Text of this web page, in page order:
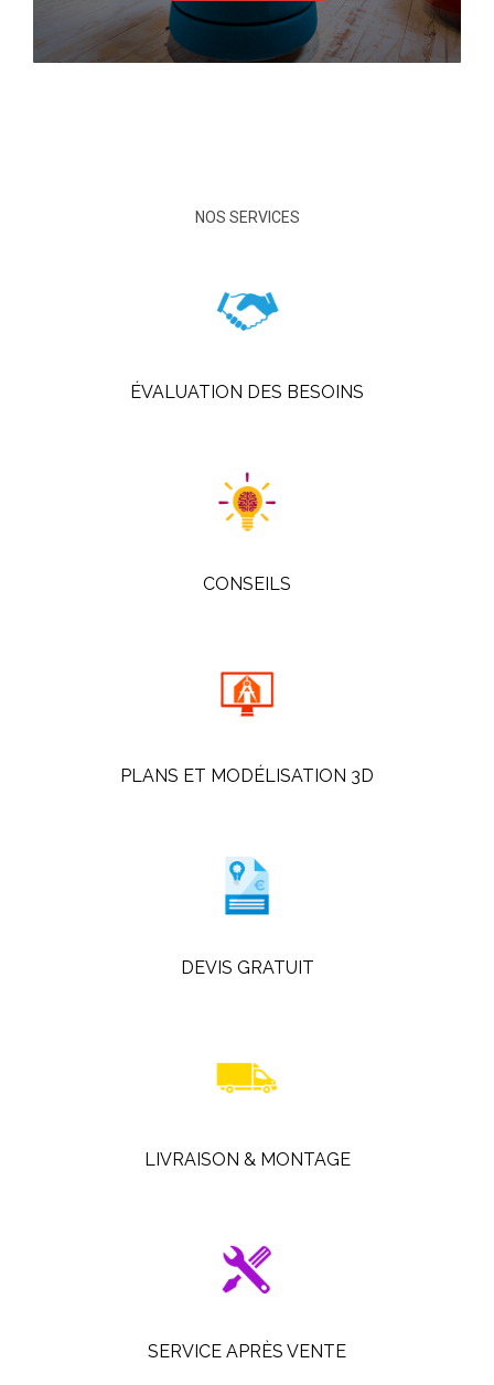
NOS SERVICES
ÉVALUATION DES BESOINS
CONSEILS
PLANS ET MODÉLISATION 3D
DEVIS GRATUIT
LIVRAISON & MONTAGE
SERVICE APRÈS VENTE